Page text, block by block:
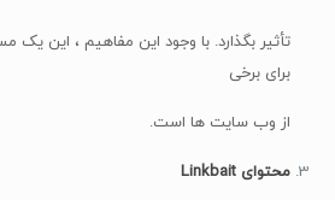
تأثیر بگذارد. با وجود این مفاهیم ، این
برای برخی
از وب سایت ها است.
محتوای Linkbait